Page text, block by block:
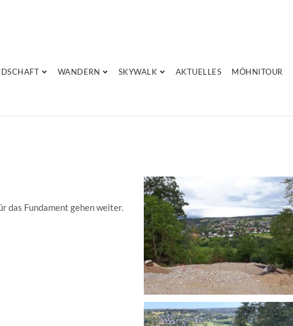
WANDERN SKYWALK AKTUELLES MÖHNITOUR
das Fundament gehen weiter.